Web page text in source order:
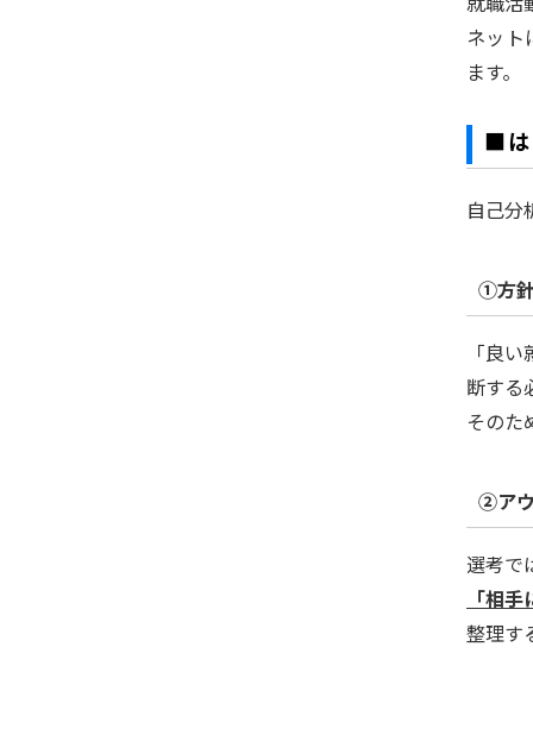
ネット
ます。
■は
自己分
①方
「良
断する
そのた
②ア
選考で
「相
整理す